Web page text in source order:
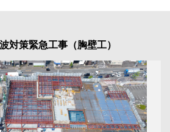
策緊急工事（胸壁工）